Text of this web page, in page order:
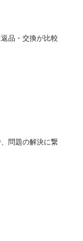
品・交換が比較
問題の解決に繋